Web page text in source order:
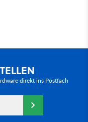
direkt ins Postfach